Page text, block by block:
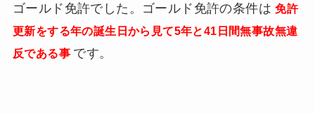
ゴールド免許でした。ゴールド免許の条件は免許
更新をする年の誕生日から見て5年と41日間無事故無違
反である事 です。